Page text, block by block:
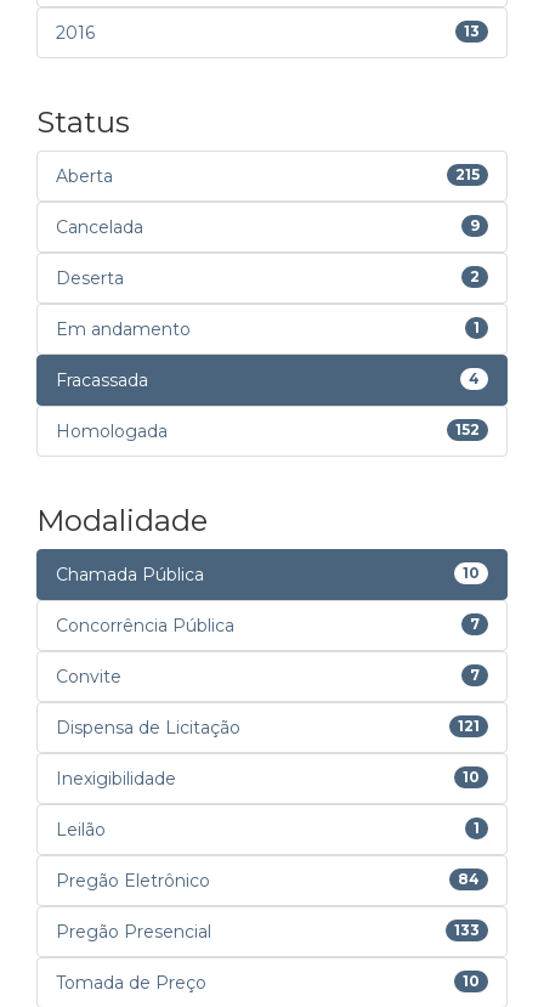
2016 13
Status
Aberta 215
Cancelada 9
Deserta 2
Em andamento 1
Fracassada 4
Homologada 152
Modalidade
Chamada Pública 10
Concorrência Pública 7
Convite 7
Dispensa de Licitação 121
Inexigibilidade 10
Leilão 1
Pregão Eletrônico 84
Pregão Presencial 133
Tomada de Preço 10